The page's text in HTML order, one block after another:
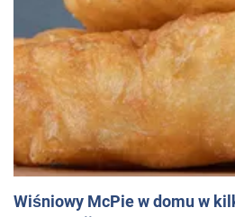
Wiśniowy McPie w domu w